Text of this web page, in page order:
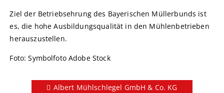
Ziel der Betriebsehrung des Bayerischen Müllerbunds ist
es, die hohe Ausbildungsqualität in den Mühlenbetrieben
herauszustellen.
Foto: Symbolfoto Adobe Stock
Albert Mühlschlegel GmbH & Co. KG